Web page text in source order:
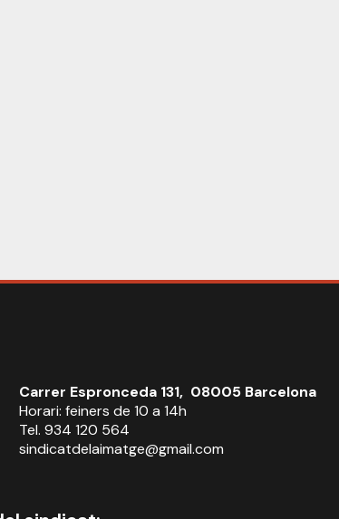
Carrer Espronceda 131, 08005 Barcelona
Horari: feiners de 10 a 14h
Tel. 934 120 564
sindicatdelaimatge@gmail.com